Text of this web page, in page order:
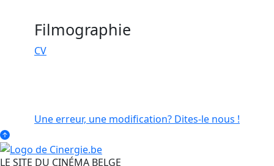
Filmographie
CV
Une erreur, une modification? Dites-le nous !
LE SITE DU CINÉMA BELGE